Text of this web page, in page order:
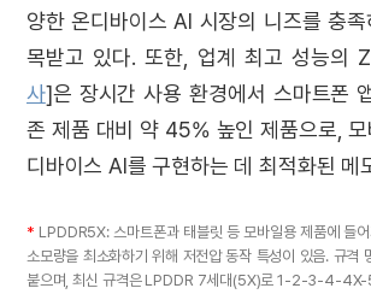
양한 온디바이스 AI 시장의 니즈를 충
목받고 있다. 또한, 업계 최고 성능의
사]은 장시간 사용 환경에서 스마트폰
존 제품 대비 약 45% 높인 제품으로,
디바이스 AI를 구현하는 데 최적화된 메
* LPDDR5X: 스마트폰과 태블릿 등 모바일용 제품에 들
소모량을 최소화하기 위해 저전압 동작 특성이 있음. 규
붙으며, 최신 규격은 LPDDR 7세대(5X)로 1-2-3-4-4X-